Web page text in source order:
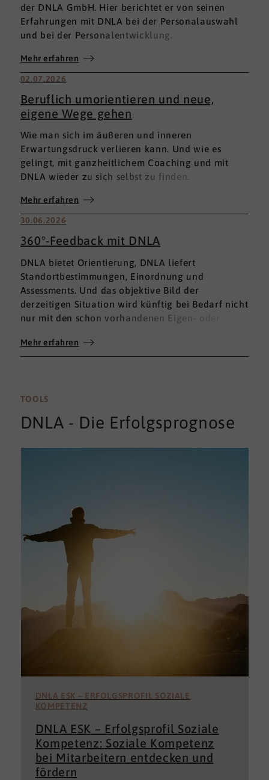
der DNLA GmbH. Hier berichtet er von seinen
Erfahrungen mit DNLA bei der Personalauswahl
und bei der Personalentwicklung.
Mehr erfahren
02.07.2026
Beruflich umorientieren und neue,
eigene Wege gehen
Wie man sich im äußeren und inneren
Erwartungsdruck verlieren kann. Und wie es
gelingt, mit ganzheitlichem Coaching und mit
DNLA wieder zu sich selbst zu finden.
Mehr erfahren
30.06.2026
360°-Feedback mit DNLA
DNLA bietet Orientierung, DNLA liefert
Standortbestimmungen, Einordnung und
Assessments. Und das objektive Bild der
derzeitigen Situation wird künftig bei Bedarf nicht
nur mit den schon vorhandenen Eigen- oder
umfassenden 360°-Feedback.
Mehr erfahren
TOOLS
DNLA - Die Erfolgsprognose
DNLA ESK – ERFOLGSPROFIL SOZIALE
KOMPETENZ
DNLA ESK – Erfolgsprofil Soziale
Kompetenz: Soziale Kompetenz
bei Mitarbeitern entdecken und
fördern